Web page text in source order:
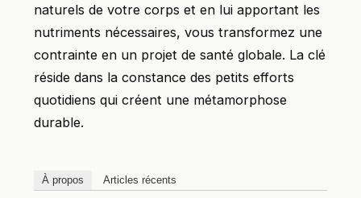
naturels de votre corps et en lui apportant les
nutriments nécessaires, vous transformez une
contrainte en un projet de santé globale. La clé
réside dans la constance des petits efforts
quotidiens qui créent une métamorphose
durable.
À propos Articles récents